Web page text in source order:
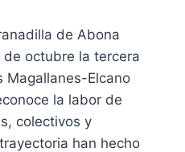
de Abona
octubre la tercera
Magallanes-Elcano
la labor de
colectivos y
han hecho